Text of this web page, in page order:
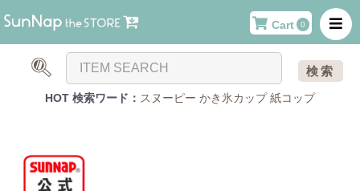
Cart 0
検索
HOT 検索ワード： スヌーピー かき氷カップ 紙コップ